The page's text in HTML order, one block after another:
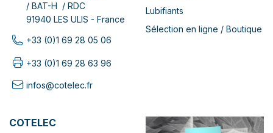
/ BAT-H / RDC
91940 LES ULIS - France
+33 (0)1 69 28 05 06
+33 (0)1 69 28 63 96
infos@cotelec.fr
Lubifiants
Sélection en ligne / Boutique
COTELEC